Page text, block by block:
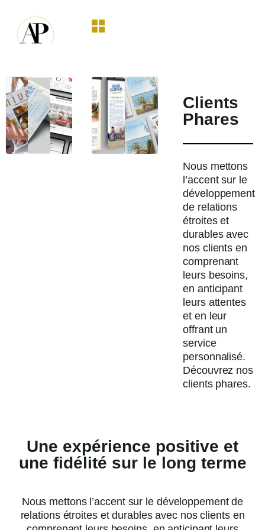
Clients
Phares
Nous mettons
l’accent sur le
développement
de relations
étroites et
durables avec
nos clients en
comprenant
leurs besoins,
en anticipant
leurs attentes
et en leur
offrant un
service
personnalisé.
Découvrez nos
clients phares.
Une expérience positive et
une fidélité sur le long terme
Nous mettons l’accent sur le développement de
relations étroites et durables avec nos clients en
Ah Shiva ...
Voilà une